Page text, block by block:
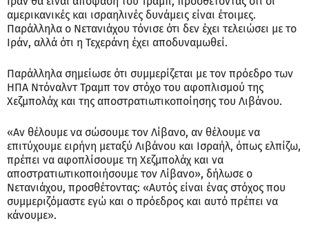
αμερικανικές και ισραηλινές δυνάμεις είναι έτοιμες.
Παράλληλα ο Νετανιάχου τόνισε ότι δεν έχει τελειώσει με το
Ιράν, αλλά ότι η Τεχεράνη έχει αποδυναμωθεί.
Παράλληλα σημείωσε ότι συμμερίζεται με τον πρόεδρο των
ΗΠΑ Ντόναλντ Τραμπ τον στόχο του αφοπλισμού της
Χεζμπολάχ και της αποστρατιωτικοποίησης του Λιβάνου.
«Αν θέλουμε να σώσουμε τον Λίβανο, αν θέλουμε να
επιτύχουμε ειρήνη μεταξύ Λιβάνου και Ισραήλ, όπως ελπίζω,
πρέπει να αφοπλίσουμε τη Χεζμπολάχ και να
αποστρατιωτικοποιήσουμε τον Λίβανο», δήλωσε ο
Νετανιάχου, προσθέτοντας: «Αυτός είναι ένας στόχος που
συμμεριζόμαστε εγώ και ο πρόεδρος και αυτό πρέπει να
κάνουμε».